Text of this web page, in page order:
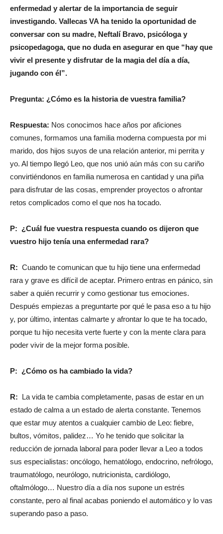
enfermedad y alertar de la importancia de seguir
investigando. Vallecas VA ha tenido la oportunidad de
conversar con su madre, Neftalí Bravo, psicóloga y
psicopedagoga, que no duda en asegurar en que “hay que
vivir el presente y disfrutar de la magia del día a día,
jugando con él”.
Pregunta: ¿Cómo es la historia de vuestra familia?
Respuesta: Nos conocimos hace años por aficiones
comunes, formamos una familia moderna compuesta por mi
marido, dos hijos suyos de una relación anterior, mi perrita y
yo. Al tiempo llegó Leo, que nos unió aún más con su cariño
convirtiéndonos en familia numerosa en cantidad y una piña
para disfrutar de las cosas, emprender proyectos o afrontar
retos complicados como el que nos ha tocado.
P: ¿Cuál fue vuestra respuesta cuando os dijeron que
vuestro hijo tenía una enfermedad rara?
R: Cuando te comunican que tu hijo tiene una enfermedad
rara y grave es difícil de aceptar. Primero entras en pánico, sin
saber a quién recurrir y como gestionar tus emociones.
Después empiezas a preguntarte por qué le pasa eso a tu hijo
y, por último, intentas calmarte y afrontar lo que te ha tocado,
porque tu hijo necesita verte fuerte y con la mente clara para
poder vivir de la mejor forma posible.
P: ¿Cómo os ha cambiado la vida?
R: La vida te cambia completamente, pasas de estar en un
estado de calma a un estado de alerta constante. Tenemos
que estar muy atentos a cualquier cambio de Leo: fiebre,
bultos, vómitos, palidez… Yo he tenido que solicitar la
reducción de jornada laboral para poder llevar a Leo a todos
sus especialistas: oncólogo, hematólogo, endocrino, nefrólogo,
traumatólogo, neurólogo, nutricionista, cardiólogo,
oftalmólogo… Nuestro día a día nos supone un estrés
constante, pero al final acabas poniendo el automático y lo vas
superando paso a paso.